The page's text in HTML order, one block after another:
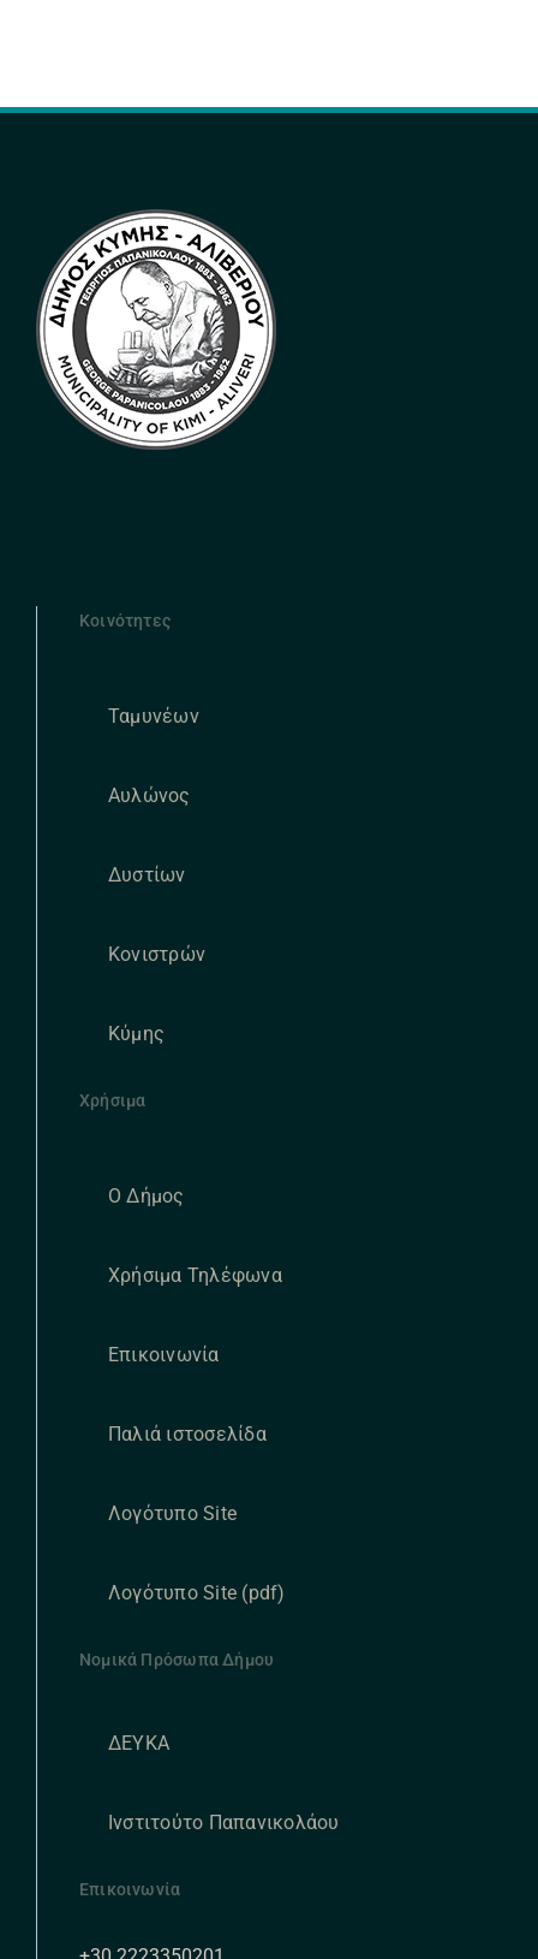
Κοινότητες
Ταμυνέων
Αυλώνος
Δυστίων
Κονιστρών
Κύμης
Χρήσιμα
Ο Δήμος
Χρήσιμα Τηλέφωνα
Επικοινωνία
Παλιά ιστοσελίδα
Λογότυπο Site
Λογότυπο Site (pdf)
Νομικά Πρόσωπα Δήμου
ΔΕΥΚΑ
Ινστιτούτο Παπανικολάου
Επικοινωνία